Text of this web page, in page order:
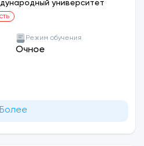
университет
Режим обучения
Очное
Более